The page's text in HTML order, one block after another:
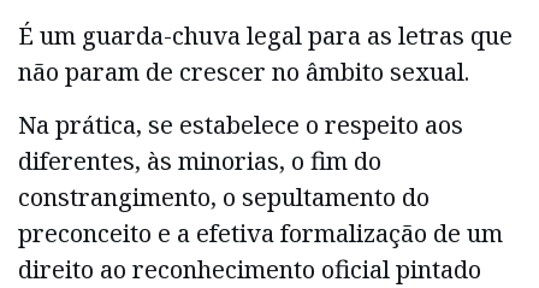
É um guarda-chuva legal para as letras que
não param de crescer no âmbito sexual.
Na prática, se estabelece o respeito aos
diferentes, às minorias, o fim do
constrangimento, o sepultamento do
preconceito e a efetiva formalização de um
direito ao reconhecimento oficial pintado